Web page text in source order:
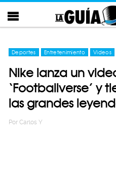
Deportes Entretenimiento Videos
Nike lanza un
‘Footballverse’ y
las grandes
Por Carlos Y